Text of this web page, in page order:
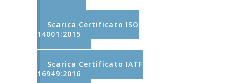
Scarica Certificato ISO
14001:2015
Scarica Certificato IATF
16949:2016